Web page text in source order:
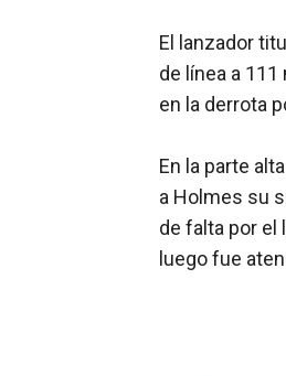
El lanzador
de línea a
en la derrota
En la parte
a Holmes su
de falta por el
luego fue